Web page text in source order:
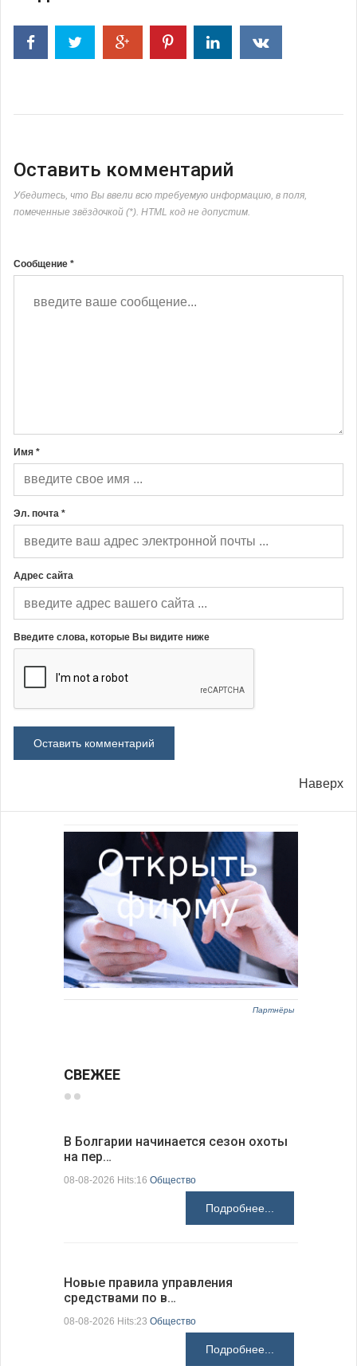
Оставить комментарий
Убедитесь, что Вы ввели всю требуемую информацию, в поля,
помеченные звёздочкой (*). HTML код не допустим.
Сообщение *
Имя *
Эл. почта *
Адрес сайта
Введите слова, которые Вы видите ниже
Наверх
Партнёры
СВЕЖЕЕ
В Болгарии начинается сезон охоты
на пер…
08-08-2026 Hits:16 Общество
Подробнее...
Новые правила управления
средствами по в…
08-08-2026 Hits:23 Общество
Подробнее...